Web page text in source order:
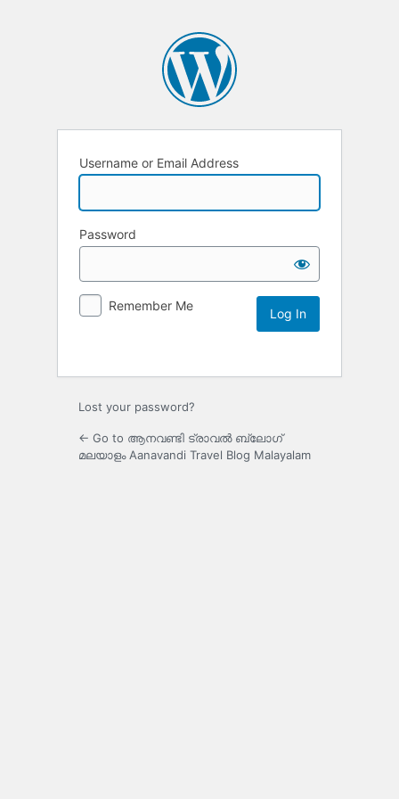
Username or Email Address
Password
Remember Me
Lost your password?
← Go to ആനവണ്ടി ട്രാവൽ ബ്ലോഗ്
മലയാളം Aanavandi Travel Blog Malayalam